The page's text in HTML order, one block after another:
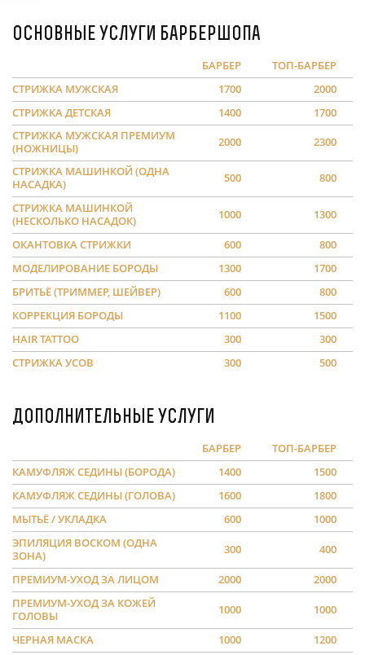
Основные услуги барбершопа
БАРБЕР
ТОП-БАРБЕР
СТРИЖКА МУЖСКАЯ
1700
2000
СТРИЖКА ДЕТСКАЯ
1400
1700
СТРИЖКА МУЖСКАЯ ПРЕМИУМ
(НОЖНИЦЫ)
2000 2300
СТРИЖКА МАШИНКОЙ (ОДНА
НАСАДКА)
500 800
СТРИЖКА МАШИНКОЙ
(НЕСКОЛЬКО НАСАДОК)
1000 1300
ОКАНТОВКА СТРИЖКИ 600
800
МОДЕЛИРОВАНИЕ БОРОДЫ
1300
1700
БРИТЬЁ (ТРИММЕР, ШЕЙВЕР)
600
800
КОРРЕКЦИЯ БОРОДЫ
1100
1500
HAIR TATTOO
300
300
СТРИЖКА УСОВ
300 500
Дополнительные услуги
БАРБЕР
ТОП-БАРБЕР
КАМУФЛЯЖ СЕДИНЫ (БОРОДА)
1400
1500
КАМУФЛЯЖ СЕДИНЫ (ГОЛОВА)
1600
1800
МЫТЬЁ / УКЛАДКА
600
1000
ЭПИЛЯЦИЯ ВОСКОМ (ОДНА
ЗОНА)
300 400
ПРЕМИУМ-УХОД ЗА ЛИЦОМ 2000
2000
ПРЕМИУМ-УХОД ЗА КОЖЕЙ
ГОЛОВЫ
1000 1000
ЧЕРНАЯ МАСКА 1000
1200